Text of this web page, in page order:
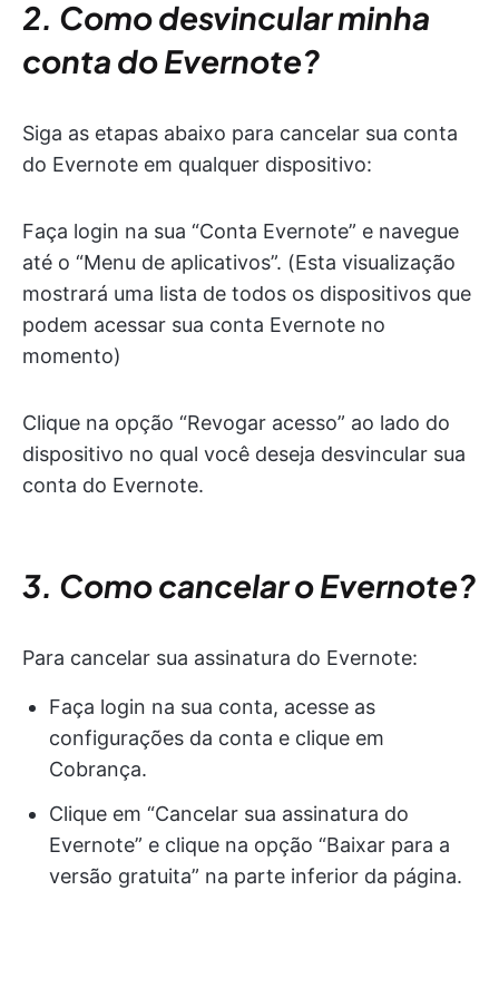
2. Como desvincular minha
conta do Evernote?
Siga as etapas abaixo para cancelar sua conta
do Evernote em qualquer dispositivo:
Faça login na sua “Conta Evernote” e navegue
até o “Menu de aplicativos”. (Esta visualização
mostrará uma lista de todos os dispositivos que
podem acessar sua conta Evernote no
momento)
Clique na opção “Revogar acesso” ao lado do
dispositivo no qual você deseja desvincular sua
conta do Evernote.
3. Como cancelar o Evernote?
Para cancelar sua assinatura do Evernote:
Faça login na sua conta, acesse as
configurações da conta e clique em
Cobrança.
Clique em “Cancelar sua assinatura do
Evernote” e clique na opção “Baixar para a
versão gratuita” na parte inferior da página.